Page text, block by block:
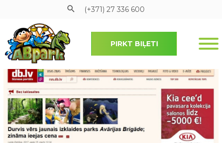
Pāriet uz galveno saturu
(+371) 27 336 600
PIRKT BIĻETI